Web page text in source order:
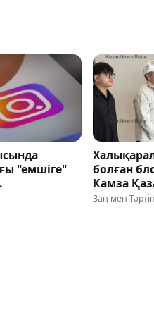
"емшіге"
болған
Камза
жеткізілді
Заң мен Тәртіп